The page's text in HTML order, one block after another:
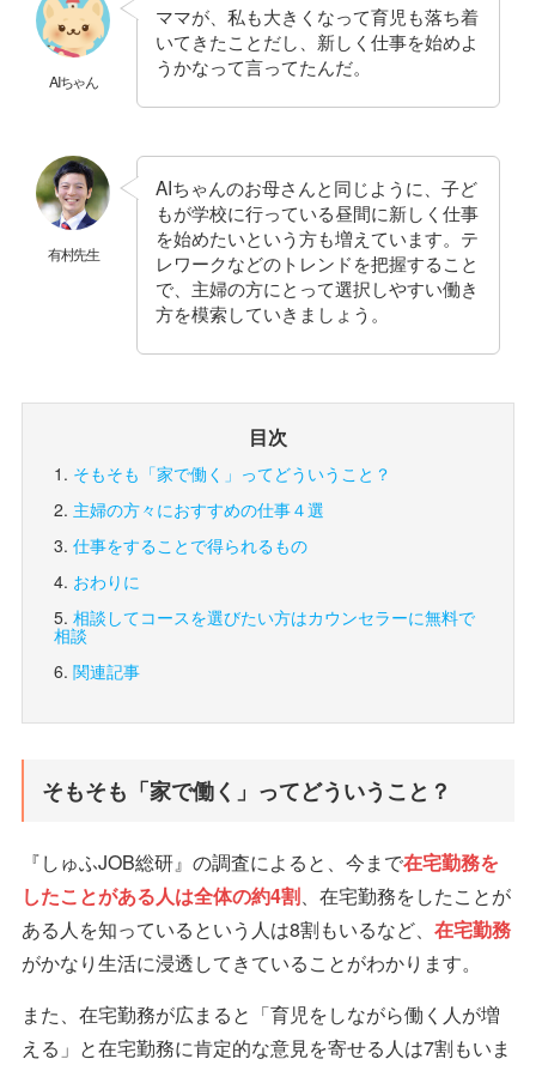
AIちゃん
ママが、私も大きくなって育児も落ち着
いてきたことだし、新しく仕事を始めよ
うかなって言ってたんだ。
有村先生
AIちゃんのお母さんと同じように、子ど
もが学校に行っている昼間に新しく仕事
を始めたいという方も増えています。テ
レワークなどのトレンドを把握すること
で、主婦の方にとって選択しやすい働き
方を模索していきましょう。
目次
そもそも「家で働く」ってどういうこと？
主婦の方々におすすめの仕事４選
仕事をすることで得られるもの
おわりに
相談してコースを選びたい方はカウンセラーに無料で
相談
関連記事
そもそも「家で働く」ってどういうこと？
『しゅふJOB総研』の調査によると、今まで在宅勤務を
したことがある人は全体の約4割、在宅勤務をしたことが
ある人を知っているという人は8割もいるなど、 在宅勤務
がかなり生活に浸透してきていることがわかります。
また、在宅勤務が広まると「育児をしながら働く人が増
える」と在宅勤務に肯定的な意見を寄せる人は7割もいま